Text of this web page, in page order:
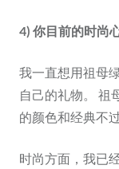
4) 你目前的时尚
我一直想用祖母
自己的礼物。 祖
的颜色和经典不
时尚方面，我已